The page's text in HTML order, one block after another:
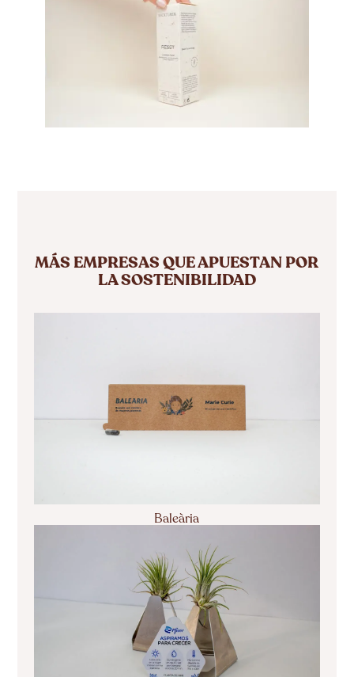
MÁS EMPRESAS QUE APUESTAN POR
LA SOSTENIBILIDAD
Baleària